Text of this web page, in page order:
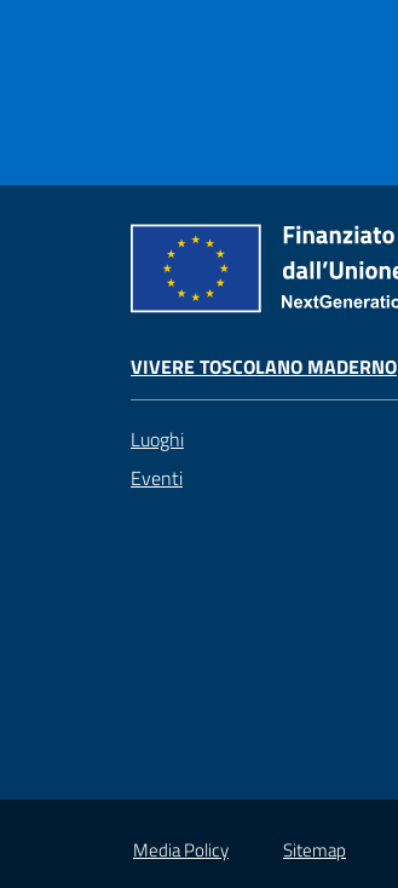
VIVERE TOSCOLANO MADERNO
Luoghi
Eventi
Media Policy Sitemap